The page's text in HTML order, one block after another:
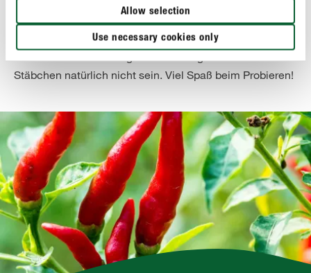
Allow selection
Use necessary cookies only
Bestandteile aber sehr saftig ist, können auch am Ende
der Backzeit noch feuchte Bestandteile am Holz kleben
Stäbchen natürlich nicht sein. Viel Spaß beim Probieren!